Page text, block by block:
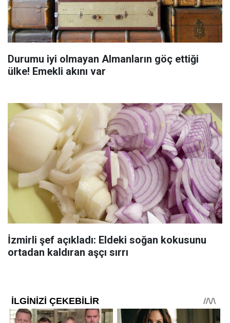
Durumu iyi olmayan Almanların göç ettiği
ülke! Emekli akını var
İzmirli şef açıkladı: Eldeki soğan kokusunu
ortadan kaldıran aşçı sırrı